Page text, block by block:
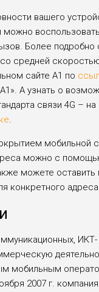
вашего
можно
Более подробно
средней
сайте А1 по
А узнать о
связи 4G – на
.
мобильной
можно с
можете оставить
конкретного
ИКТ-
мобильным
2007 г.